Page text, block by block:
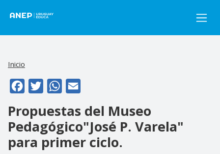
Inicio
FacebookTwitterWhatsApp
Propuestas del Museo
Pedagógico"José P. Varela"
para primer ciclo.